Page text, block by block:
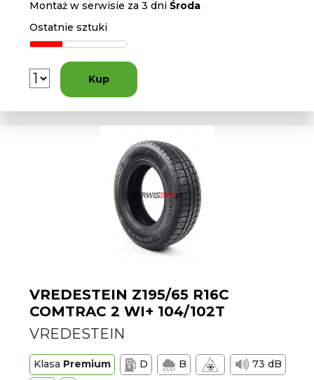
Montaż w serwisie za 3 dniŚroda
Ostatnie sztuki
Kup
VREDESTEIN Z195/65 R16C
COMTRAC 2 WI+ 104/102T
VREDESTEIN
Klasa Premium D B
73 dB